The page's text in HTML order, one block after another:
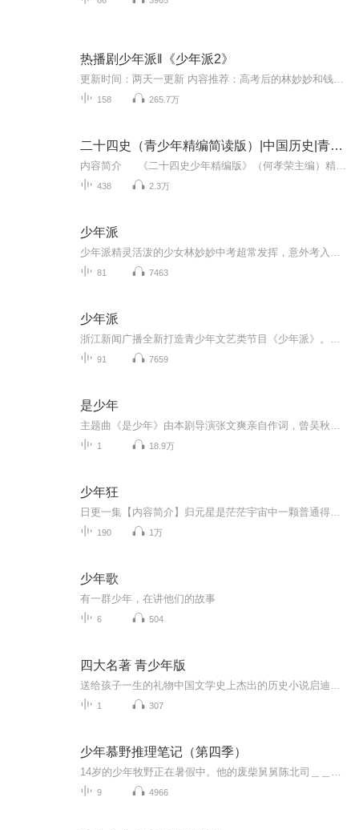
热播剧少年派‖《少年派2》
158 265.7万
二十四史（青少年精编简读版）|中国历史|青少年读物
438 2.3万
少年派
81 7463
少年派
91 7659
是少年
1 18.9万
少年狂
190 1万
少年歌
有一群少年，在讲他们的故事
6 504
四大名著 青少年版
1 307
少年慕野推理笔记（第四季）
9 4966